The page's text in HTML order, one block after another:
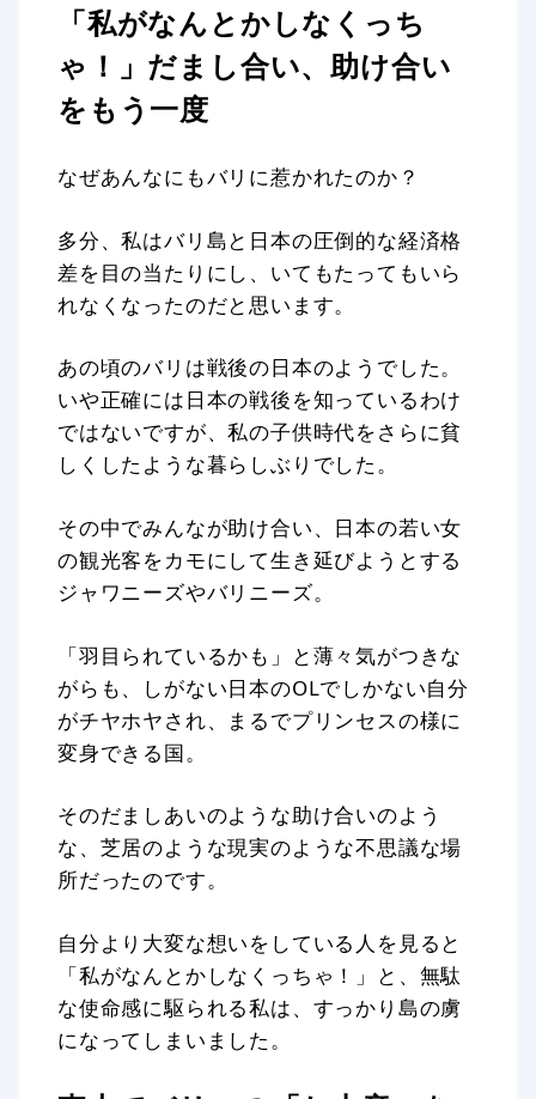
「私がなんとかしなくっち
ゃ！」だまし合い、助け合い
をもう一度
なぜあんなにもバリに惹かれたのか？
多分、私はバリ島と日本の圧倒的な経済格
差を目の当たりにし、いてもたってもいら
れなくなったのだと思います。
あの頃のバリは戦後の日本のようでした。
いや正確には日本の戦後を知っているわけ
ではないですが、私の子供時代をさらに貧
しくしたような暮らしぶりでした。
その中でみんなが助け合い、日本の若い女
の観光客をカモにして生き延びようとする
ジャワニーズやバリニーズ。
「羽目られているかも」と薄々気がつきな
がらも、しがない日本のOLでしかない自分
がチヤホヤされ、まるでプリンセスの様に
変身できる国。
そのだましあいのような助け合いのよう
な、芝居のような現実のような不思議な場
所だったのです。
自分より大変な想いをしている人を見ると
「私がなんとかしなくっちゃ！」と、無駄
な使命感に駆られる私は、すっかり島の虜
になってしまいました。